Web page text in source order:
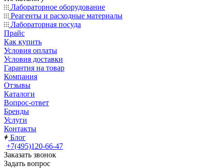
Лабораторное оборудование
Реагенты и расходные материалы
Лабораторная посуда
Прайс
Как купить
Условия оплаты
Условия доставки
Гарантия на товар
Компания
Отзывы
Каталоги
Вопрос-ответ
Бренды
Услуги
Контакты
Блог
+7(495)120-66-47
Заказать звонок
Задать вопрос